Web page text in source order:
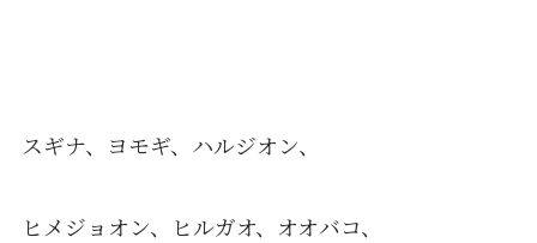
スギナ、ヨモギ、ハルジオン、
ヒメジョオン、ヒルガオ、オオバコ、